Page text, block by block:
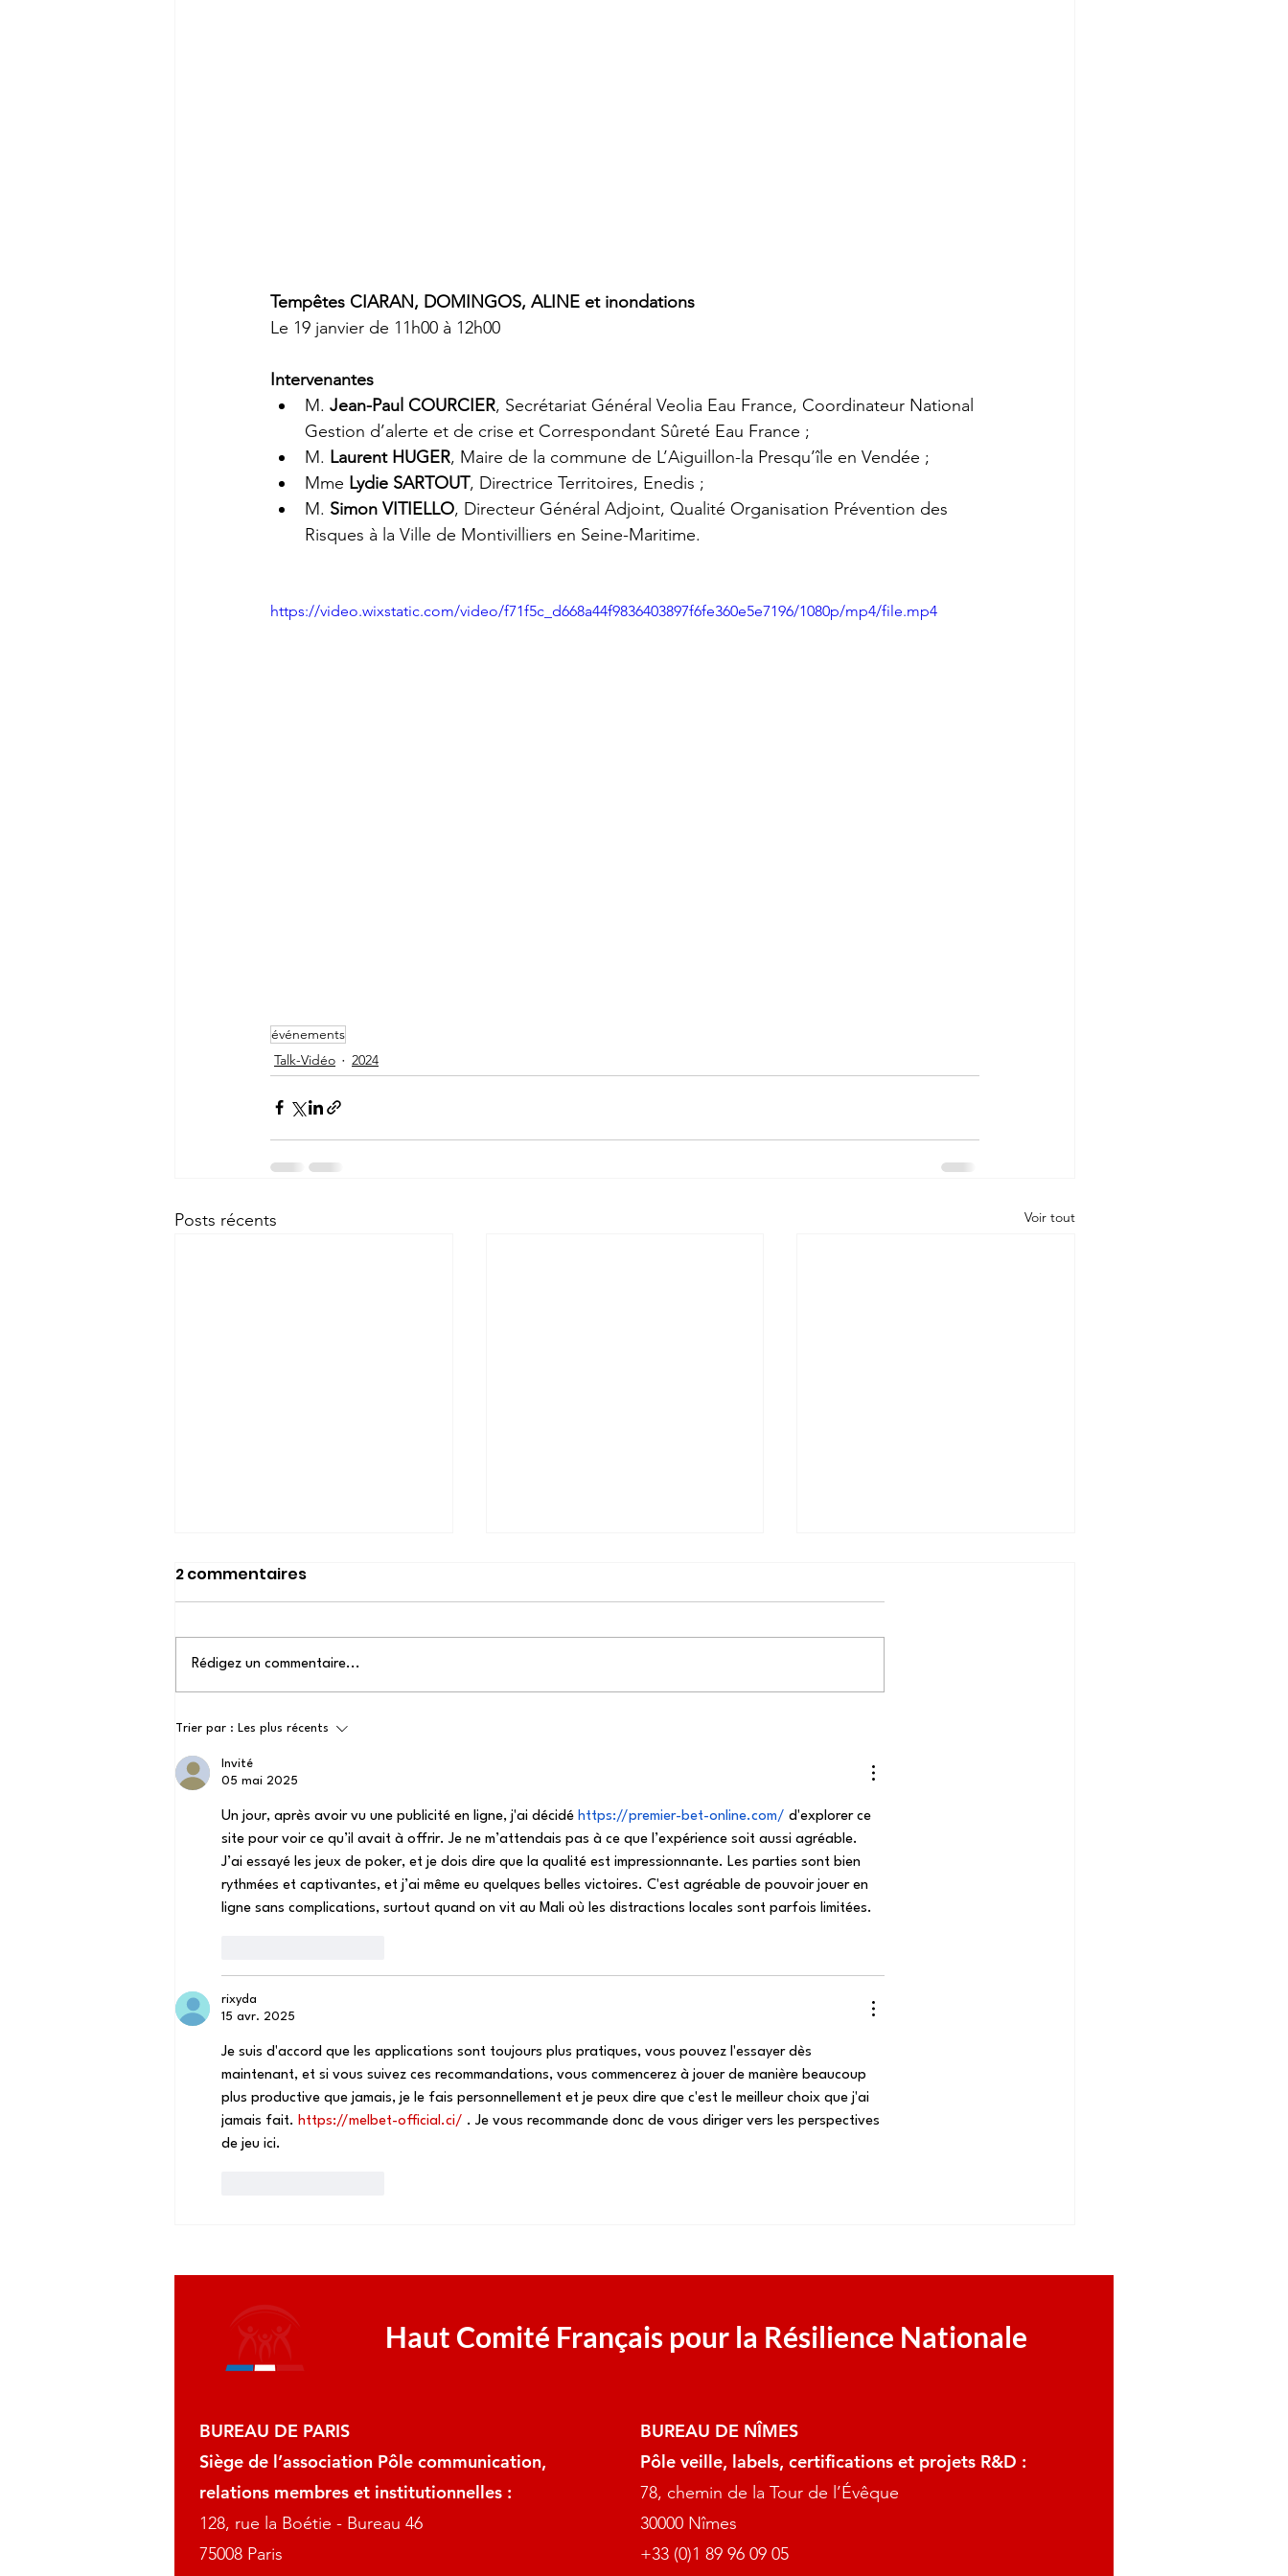
Tempêtes CIARAN, DOMINGOS, ALINE et inondations
Le 19 janvier de 11h00 à 12h00
Intervenantes
M. Jean-Paul COURCIER, Secrétariat Général Veolia Eau France, Coordinateur National
Gestion d’alerte et de crise et Correspondant Sûreté Eau France ;
M. Laurent HUGER, Maire de la commune de L’Aiguillon-la Presqu’île en Vendée ;
Mme Lydie SARTOUT, Directrice Territoires, Enedis ;
M. Simon VITIELLO, Directeur Général Adjoint, Qualité Organisation Prévention des
Risques à la Ville de Montivilliers en Seine-Maritime.
https://video.wixstatic.com/video/f71f5c_d668a44f9836403897f6fe360e5e7196/1080p/mp4/file.mp4
événements
Talk-Vidéo
2024
Posts récents Voir tout
Rencontre et discussions
Pierre Lellouche
et de l’accroissement
catastrophes naturelles,
quelles voies pour
l’assurance et la
réassurance dans le
2 commentaires
Rédigez un commentaire...
Trier par : Les plus récents
Invité
05 mai 2025
Un jour, après avoir vu une publicité en ligne, j'ai décidé https://premier-bet-online.com/ d'explorer ce
site pour voir ce qu’il avait à offrir. Je ne m’attendais pas à ce que l’expérience soit aussi agréable.
J’ai essayé les jeux de poker, et je dois dire que la qualité est impressionnante. Les parties sont bien
rythmées et captivantes, et j’ai même eu quelques belles victoires. C'est agréable de pouvoir jouer en
ligne sans complications, surtout quand on vit au Mali où les distractions locales sont parfois limitées.
rixyda
15 avr. 2025
Je suis d'accord que les applications sont toujours plus pratiques, vous pouvez l'essayer dès
maintenant, et si vous suivez ces recommandations, vous commencerez à jouer de manière beaucoup
plus productive que jamais, je le fais personnellement et je peux dire que c'est le meilleur choix que j'ai
jamais fait. https://melbet-official.ci/ . Je vous recommande donc de vous diriger vers les perspectives
de jeu ici.
Haut Comité Français pour la Résilience Nationale
BUREAU DE PARIS
Siège de l’association Pôle communication,
relations membres et institutionnelles :
128, rue la Boétie - Bureau 46
75008 Paris
BUREAU DE NÎMES
Pôle veille, labels, certifications et projets R&D :
78, chemin de la Tour de l’Évêque
30000 Nîmes
+33 (0)1 89 96 09 05